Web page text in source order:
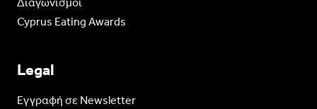
Cyprus Eating Awards
Legal
Eγγραφή σε Newsletter